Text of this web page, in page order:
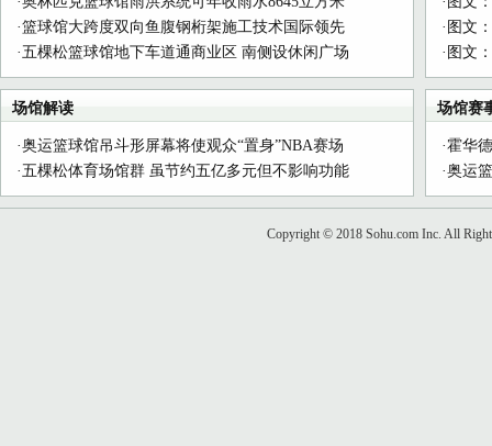
·篮球馆大跨度双向鱼腹钢桁架施工技术国际领先
·五棵松篮球馆地下车道通商业区 南侧设休闲广场
· 图文
· 图文
场馆解读
·奥运篮球馆吊斗形屏幕将使观众“置身”NBA赛场
·五棵松体育场馆群 虽节约五亿多元但不影响功能
场馆赛
·霍华
·奥运
Copyright © 2018 Sohu.com Inc. All